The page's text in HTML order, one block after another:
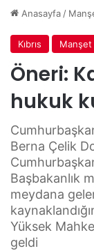
Anasayfa/
Kıbrıs Manşet
Öneri:
hukuk
Berna Çelik
Başbakanlık
meydana
Yüksek
geldi